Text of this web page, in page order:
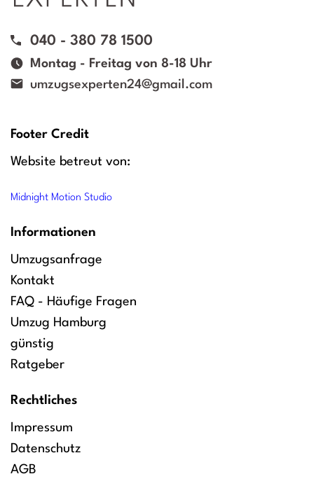
040 - 380 78 1500
Montag - Freitag von 8-18 Uhr
umzugsexperten24@gmail.com
Footer Credit
Website betreut von:
Midnight Motion Studio
Informationen
Umzugsanfrage
Kontakt
FAQ - Häufige Fragen
Umzug Hamburg
günstig
Ratgeber
Rechtliches
Impressum
Datenschutz
AGB